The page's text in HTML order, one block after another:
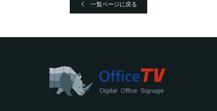
一覧ページに戻る